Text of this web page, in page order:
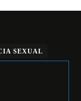
SEXUAL